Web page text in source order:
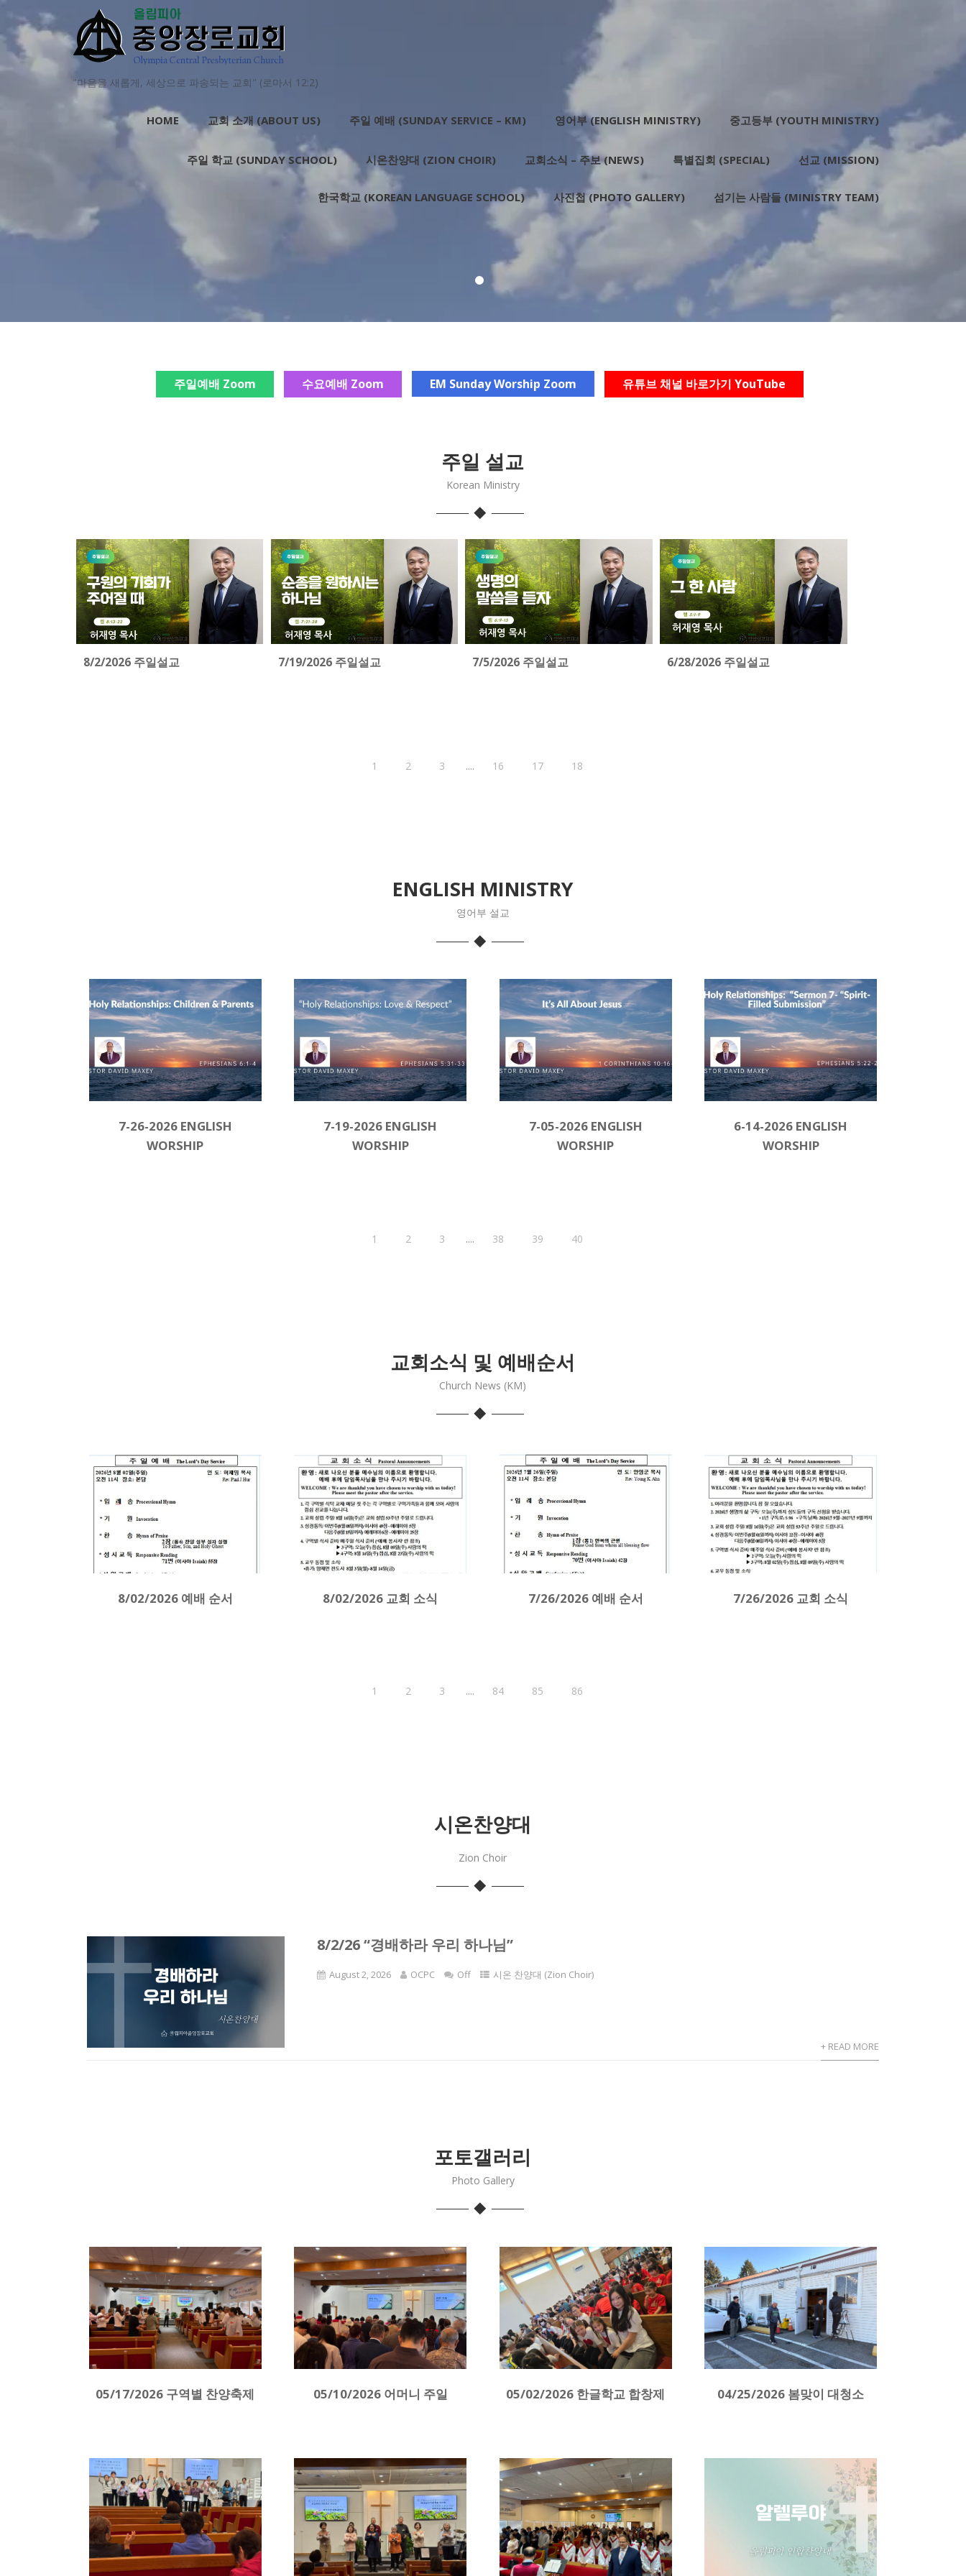
"마음을 새롭게, 세상으로 파송되는 교회" (로마서 12:2)
HOME 교회 소개 (ABOUT US) 주일 예배 (SUNDAY SERVICE – KM) 영어부 (ENGLISH MINISTRY) 중고등부 (YOUTH MINISTRY)
주일 학교 (SUNDAY SCHOOL) 시온찬양대 (ZION CHOIR) 교회소식 – 주보 (NEWS) 특별집회 (SPECIAL) 선교 (MISSION)
한국학교 (KOREAN LANGUAGE SCHOOL) 사진첩 (PHOTO GALLERY) 섬기는 사람들 (MINISTRY TEAM)
주일예배 Zoom 수요예배 Zoom EM Sunday Worship Zoom 유튜브 채널 바로가기 YouTube
주일 설교
Korean Ministry
8/2/2026 주일설교 7/19/2026 주일설교 7/5/2026 주일설교 6/28/2026 주일설교
1 2 3 .... 16 17 18
ENGLISH MINISTRY
영어부 설교
7-26-2026 ENGLISH
WORSHIP
7-19-2026 ENGLISH
WORSHIP
7-05-2026 ENGLISH
WORSHIP
6-14-2026 ENGLISH
WORSHIP
1 2 3 .... 38 39 40
교회소식 및 예배순서
Church News (KM)
8/02/2026 예배 순서 8/02/2026 교회 소식 7/26/2026 예배 순서 7/26/2026 교회 소식
1 2 3 .... 84 85 86
시온찬양대
Zion Choir
8/2/26 “경배하라 우리 하나님”
August 2, 2026 OCPC Off 시온 찬양대 (Zion Choir)
+ READ MORE
포토갤러리
Photo Gallery
05/17/2026 구역별 찬양축제 05/10/2026 어머니 주일 05/02/2026 한글학교 합창제 04/25/2026 봄맞이 대청소